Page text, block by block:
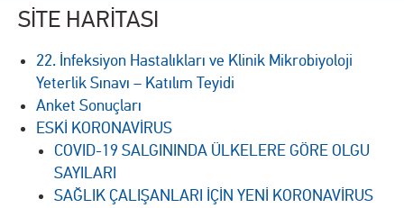
SİTE HARİTASI
22. İnfeksiyon Hastalıkları ve Klinik Mikrobiyoloji
Yeterlik Sınavı – Katılım Teyidi
Anket Sonuçları
ESKİ KORONAVİRUS
COVID-19 SALGININDA ÜLKELERE GÖRE OLGU
SAYILARI
SAĞLIK ÇALIŞANLARI İÇİN YENİ KORONAVİRUS